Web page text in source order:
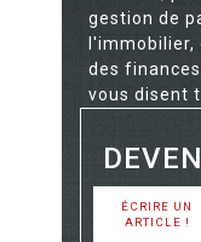
gestion de
l'immobilier,
des
vous disent
ÉCRIRE UN
ARTICLE !